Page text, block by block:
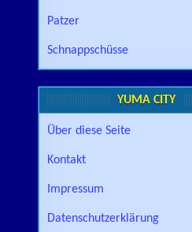
Patzer
Schnappschüsse
YUMA CITY
Über diese Seite
Kontakt
Impressum
Datenschutzerklärung